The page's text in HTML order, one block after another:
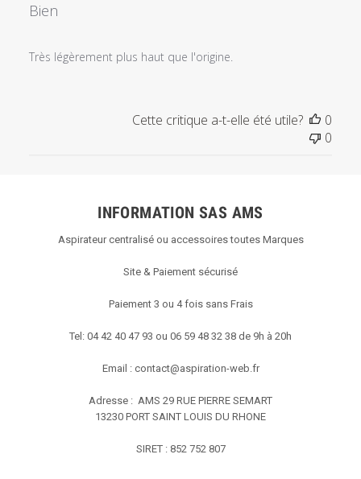
Bien
Très légèrement plus haut que l'origine.
Cette critique a-t-elle été utile?
0
0
INFORMATION SAS AMS
Aspirateur centralisé ou accessoires toutes Marques
Site & Paiement sécurisé
Paiement 3 ou 4 fois sans Frais
Tel: 04 42 40 47 93 ou 06 59 48 32 38 de 9h à 20h
Email : contact@aspiration-web.fr
Adresse : AMS 29 RUE PIERRE SEMART
13230 PORT SAINT LOUIS DU RHONE
SIRET : 852 752 807